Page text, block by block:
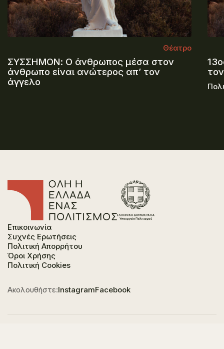
Θέατρο
ΣΥΣΣΗΜΟΝ: O άνθρωπος μέσα στον
άνθρωπο είναι ανώτερος απ’ τον
άγγελο
Επικοινωνία
Συχνές Ερωτήσεις
Πολιτική Απορρήτου
Όροι Χρήσης
Πολιτική Cookies
Ακολουθήστε:InstagramFacebook